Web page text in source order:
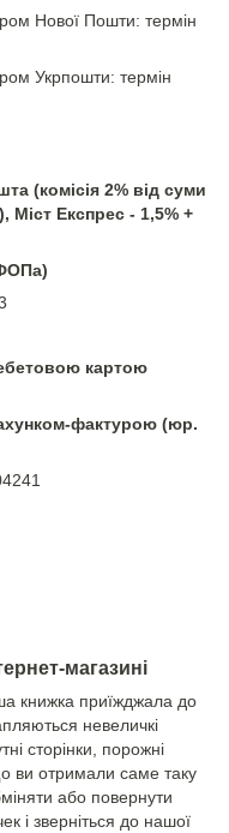
Нової Пошти: термін
Укрпошти: термін
(комісія 2% від суми
Міст Експрес - 1,5% +
картою
фактурою (юр.
магазині
книжка приїжджала до
невеличкі
сторінки, порожні
ви отримали саме таку
або повернути
і зверніться до нашої